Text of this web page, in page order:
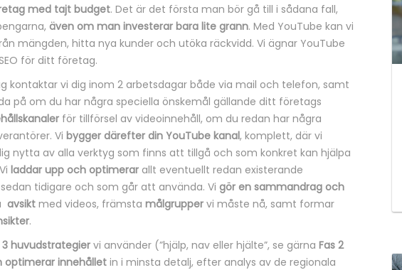
med tajt budget. Det är det första man bör gå till i sådana fall,
även om man investerar bara lite grann. Med YouTube kan vi
mängden, hitta nya kunder och utöka räckvidd. Vi ägnar YouTube
för ditt företag.
kontaktar vi dig inom 2 arbetsdagar både via mail och telefon, samt
på om du har några speciella önskemål gällande ditt företags
för tillförsel av videoinnehåll, om du redan har några
Vi bygger därefter din YouTube kanal, komplett, där vi
nytta av alla verktyg som finns att tillgå och som konkret kan hjälpa
laddar upp och optimerar allt eventuellt redan existerande
tidigare och som går att använda. Vi gör en sammandrag och
avsikt med videos, främsta målgrupper vi måste nå, samt formar
.
3 huvudstrategier vi använder (”hjälp, nav eller hjälte”, se gärna Fas 2
optimerar innehållet in i minsta detalj, efter analys av de regionala